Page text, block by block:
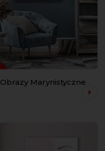
Obrazy Marynistyczne